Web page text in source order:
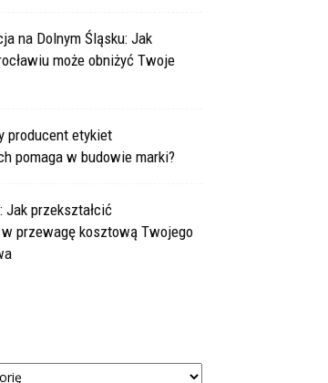
na Dolnym Śląsku: Jak
może obniżyć Twoje
producent etykiet
pomaga w budowie marki?
Jak przekształcić
przewagę kosztową Twojego